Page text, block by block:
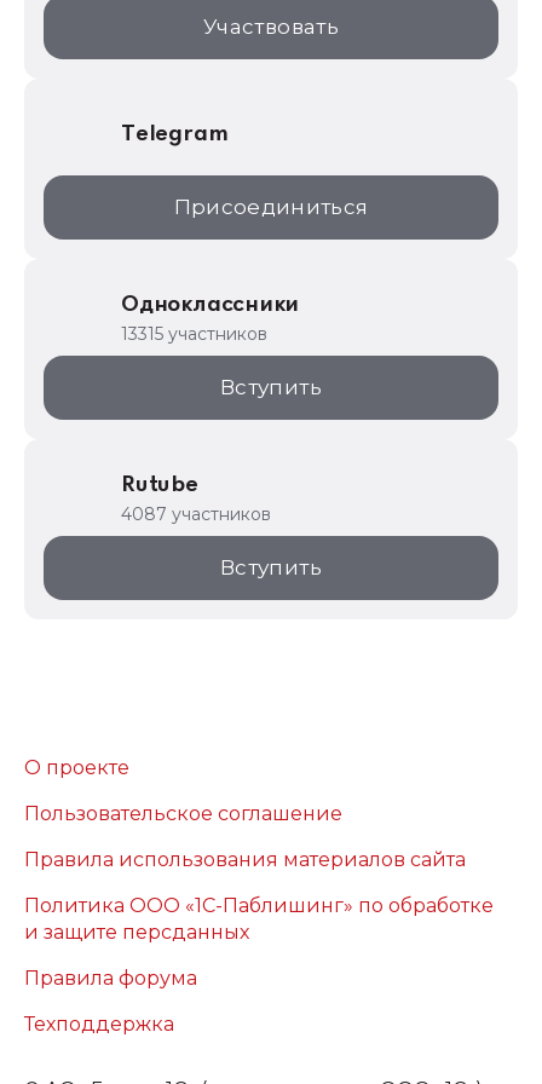
Участвовать
Telegram
Присоединиться
Одноклассники
13315 участников
Вступить
Rutube
4087 участников
Вступить
О проекте
Пользовательское соглашение
Правила использования материалов сайта
Политика ООО «1С-Паблишинг» по обработке
и защите персданных
Правила форума
Техподдержка